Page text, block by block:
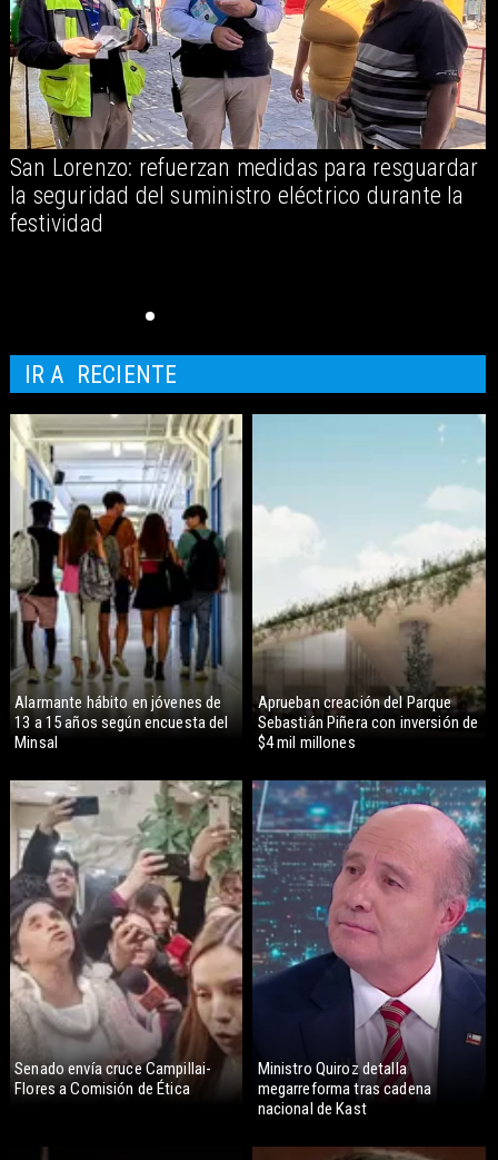
San Lorenzo: refuerzan medidas para resguardar
la seguridad del suministro eléctrico durante la
festividad
Alarmante hábito en jóvenes de
13 a 15 años según encuesta del
Minsal
Aprueban creación del Parque
Sebastián Piñera con inversión de
$4 mil millones
Senado envía cruce Campillai-
Flores a Comisión de Ética
Ministro Quiroz detalla
megarreforma tras cadena
nacional de Kast
IR A RECIENTE